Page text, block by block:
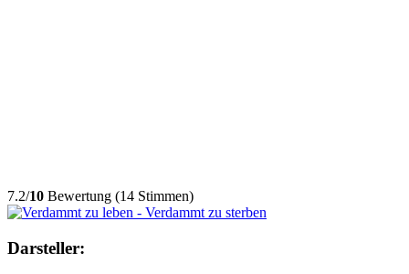
7.2/10 Bewertung (14 Stimmen)
Darsteller: